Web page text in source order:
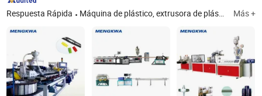
Respuesta Rápida Máquina de plástico, extrusora de plástico, máquina de tambor, extrusora de goma, extrusora de silicona, máquina de inyección de plástico, prensa de goma, línea de producción de cilindros de GLP, línea de extrusión de perfiles, extrusora de tuberías de plástico Más +